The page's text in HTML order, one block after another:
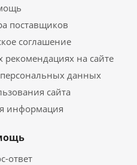
поставщиков
соглашение
на сайте
данных
сайта
информация
ответ